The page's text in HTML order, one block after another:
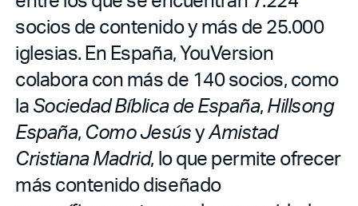
socios de contenido y más de 25.000
iglesias. En España, YouVersion
colabora con más de 140 socios, como
laSociedad Bíblica de España,Hillsong
España, Como JesúsyAmistad
Cristiana Madrid, lo que permite ofrecer
más contenido diseñado